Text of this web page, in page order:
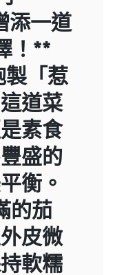
添一道
！**
「惹
道菜
素食
盛的
衡。
的茄
皮微
軟糯